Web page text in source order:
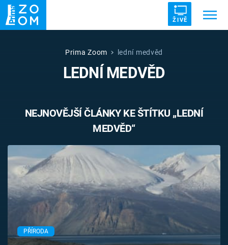
ŽIVĚ
UFO DRUHÁ SVĚTOVÁ VÁLKA
VETŘELCI DÁVNOVĚKU
Témata
Pořady
TV Program
Časopis
Prima Zoom lední medvěd
LEDNÍ MEDVĚD
NEJNOVĚJŠÍ ČLÁNKY KE ŠTÍTKU „LEDNÍ
MEDVĚD“
PŘÍRODA